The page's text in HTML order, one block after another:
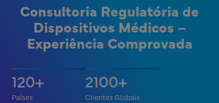
Consultoria Regulatória de
Dispositivos Médicos –
Experiência Comprovada
120+
Países
2100+
Clientes Globais